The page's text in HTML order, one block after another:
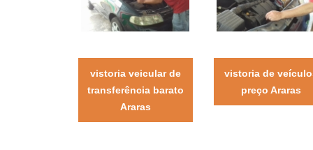
vistoria veicular de
transferência barato
Araras
vistoria de
preço Araras